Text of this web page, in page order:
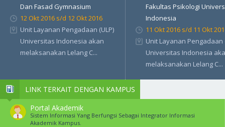
Dan Fasad Gymnasium
12 Okt 2016 s/d 12 Okt 2016
Unit Layanan Pengadaan (ULP)
Universitas Indonesia akan
melaksanakan Lelang C...
Fakultas Psikologi
Indonesia
11 Okt 2016 s/d 11 Okt
Unit Layanan Pengadaan
Universitas Indonesia
melaksanakan Lelang C...
LINK TERKAIT DENGAN KAMPUS
Portal Akademik
Sistem Informasi Yang Berfungsi Sebagai Integrator Informasi
Akademik Kampus.